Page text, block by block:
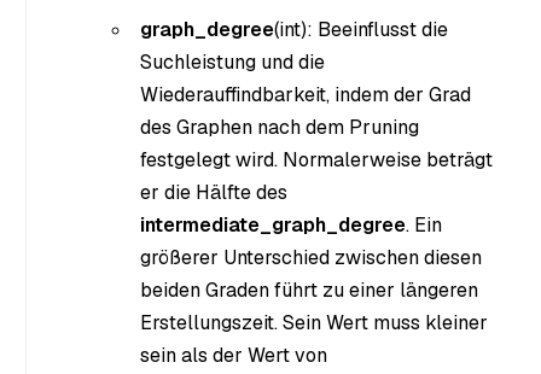
graph_degree(int): Beeinflusst die
Suchleistung und die
Wiederauffindbarkeit, indem der Grad
des Graphen nach dem Pruning
festgelegt wird. Normalerweise beträgt
er die Hälfte des
intermediate_graph_degree. Ein
größerer Unterschied zwischen diesen
beiden Graden führt zu einer längeren
Erstellungszeit. Sein Wert muss kleiner
sein als der Wert von